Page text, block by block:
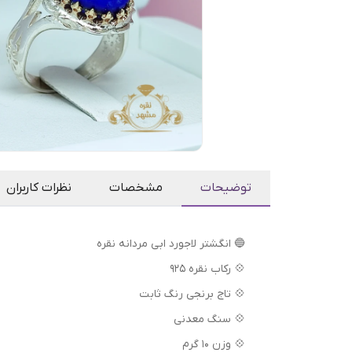
توضیحات مشخصات نظرات کاربران
🔵 انگشتر لاجورد ابی مردانه نقره
💠 رکاب نقره 925
💠 تاج برنجی رنگ ثابت
💠 سنگ معدنی
💠 وزن 10 گرم